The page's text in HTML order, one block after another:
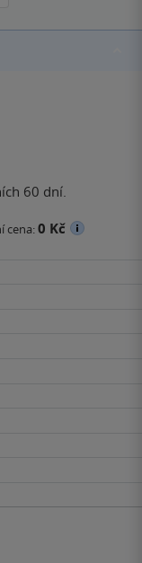
60 dní.
cena:0 Kč